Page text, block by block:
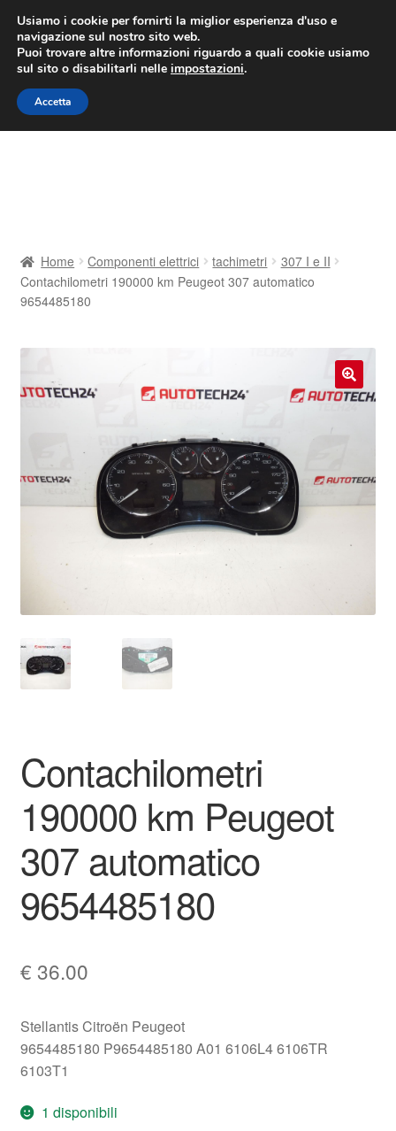
CONSEGNA da 7 EUR
Lun-Ven 9:00 - 16:00/800 580 290
Vai
alla
navigazione
Vai
al
contenuto
Consegna
Il mio account
Politica sulla riservatezza
Procedura di Reclamo
Registratore di cassa
Rimostranza
Spedizione in tutto il mondo
Home Componenti elettrici tachimetri
307 I e II
Contachilometri 190000 km Peugeot 307 automatico
9654485180
🔍
Contachilometri
190000 km Peugeot
307 automatico
9654485180
€ 36.00
Stellantis Citroën Peugeot
9654485180 P9654485180 A01 6106L4 6106TR
6103T1
1 disponibili
Usiamo i cookie per fornirti la miglior esperienza d'uso e
navigazione sul nostro sito web.
Puoi trovare altre informazioni riguardo a quali cookie usiamo
sul sito o disabilitarli nelle impostazioni.
Accetta